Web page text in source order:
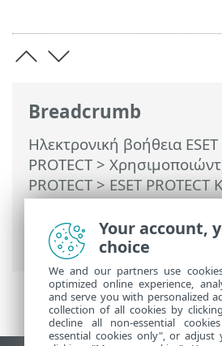
Breadcrumb
Ηλεκτρονική βοήθεια ESET
PROTECT>
PROTECT>ESET
Περισσότερα>Εξαγωγή
καταγραφής στο Syslog>
και όρια ασφαλείας του
Your account,
choice
We and our partners use
optimized online experience,
and serve you with personalized
collection of all cookies by
decline all non-essential
essential cookies only", or